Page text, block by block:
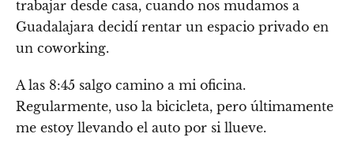
trabajar desde casa, cuando nos mudamos a
Guadalajara decidí rentar un espacio privado en
un coworking.
A las 8:45 salgo camino a mi oficina.
Regularmente, uso la bicicleta, pero últimamente
me estoy llevando el auto por si llueve.